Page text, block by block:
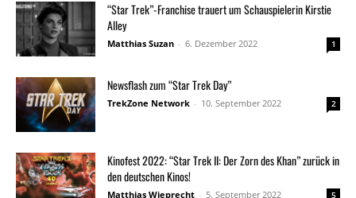
“Star Trek”-Franchise trauert um Schauspielerin Kirstie
Alley
Matthias Suzan - 6. Dezember 2022 1
Newsflash zum “Star Trek Day”
TrekZone Network - 10. September 2022 2
Kinofest 2022: “Star Trek II: Der Zorn des Khan” zurück in
den deutschen Kinos!
Matthias Wieprecht - 5. September 2022 5